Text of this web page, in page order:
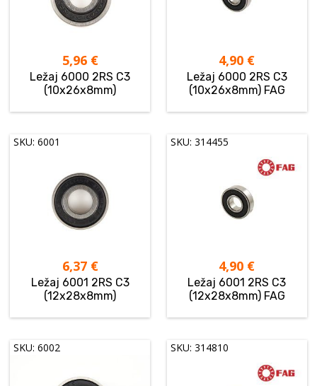
5,96 €
Ležaj 6000 2RS C3
(10x26x8mm)
4,90 €
Ležaj 6000 2RS C3
(10x26x8mm) FAG
SKU: 6001
6,37 €
Ležaj 6001 2RS C3
(12x28x8mm)
SKU: 314455
4,90 €
Ležaj 6001 2RS C3
(12x28x8mm) FAG
SKU: 6002 SKU: 314810